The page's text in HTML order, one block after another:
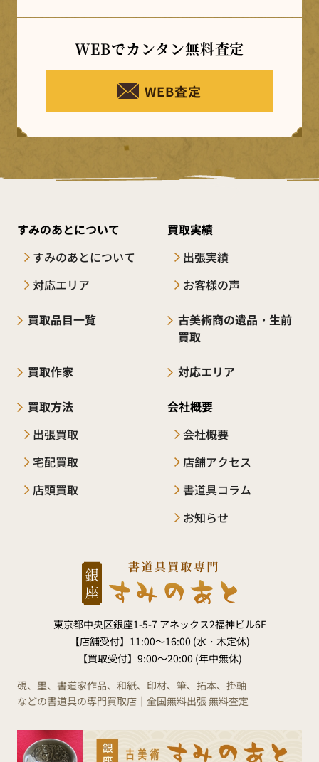
WEBでカンタン無料査定
WEB査定
すみのあとについて
すみのあとについて
対応エリア
買取品目一覧
古美術商の遺品・生前
買取
買取実績
出張実績
お客様の声
買取作家 対応エリア
買取方法
出張買取
宅配買取
店頭買取
会社概要
会社概要
店舗アクセス
書道具コラム
お知らせ
東京都中央区銀座1-5-7 アネックス2福神ビル6F
【店舗受付】 11:00～16:00 (水・木定休)
【買取受付】 9:00～20:00 (年中無休)
硯、墨、書道家作品、和紙、印材、筆、拓本、掛軸
などの書道具の専門買取店｜全国無料出張 無料査定